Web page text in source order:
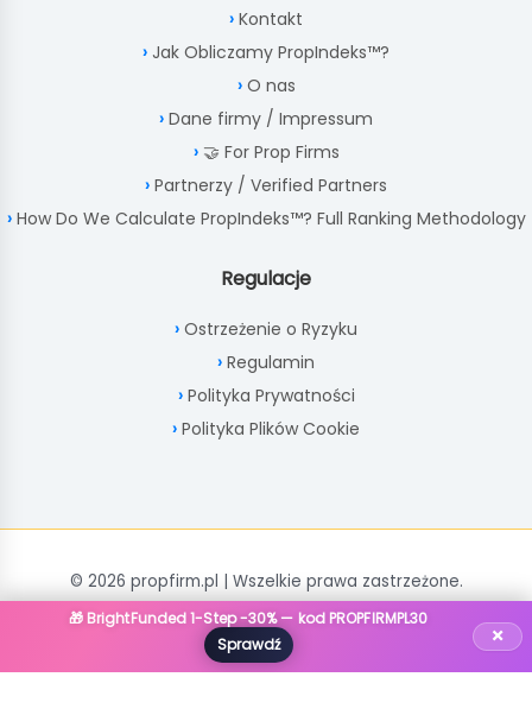
Kontakt
Jak Obliczamy PropIndeks™?
O nas
Dane firmy / Impressum
🤝 For Prop Firms
Partnerzy / Verified Partners
How Do We Calculate PropIndeks™? Full Ranking Methodology
Regulacje
Ostrzeżenie o Ryzyku
Regulamin
Polityka Prywatności
Polityka Plików Cookie
© 2026 propfirm.pl | Wszelkie prawa zastrzeżone.
🎁 BrightFunded 1-Step -30% — kod PROPFIRMPL30
Sprawdź
×